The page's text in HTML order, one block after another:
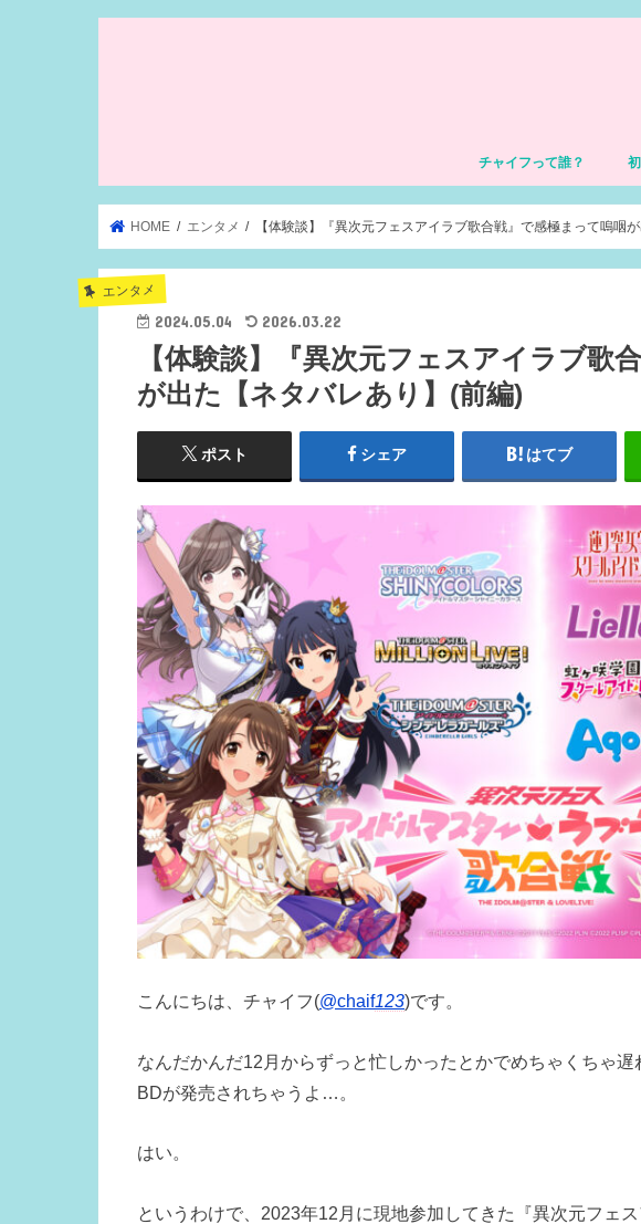
チャイフって誰？
HOME エンタメ 【体験談】『異次元フェスアイラブ歌合戦』で感極まって嗚咽
エンタメ
2024.05.04 2026.03.22
【体験談】『異次元フェスアイラブ歌
が出た【ネタバレあり】(前編)
ポスト シェア はてブ
こんにちは、チャイフ(@chaif123)です。
なんだかんだ12月からずっと忙しかったとかでめちゃくちゃ
BDが発売されちゃうよ…。
はい。
というわけで、2023年12月に現地参加してきた『異次元フェ